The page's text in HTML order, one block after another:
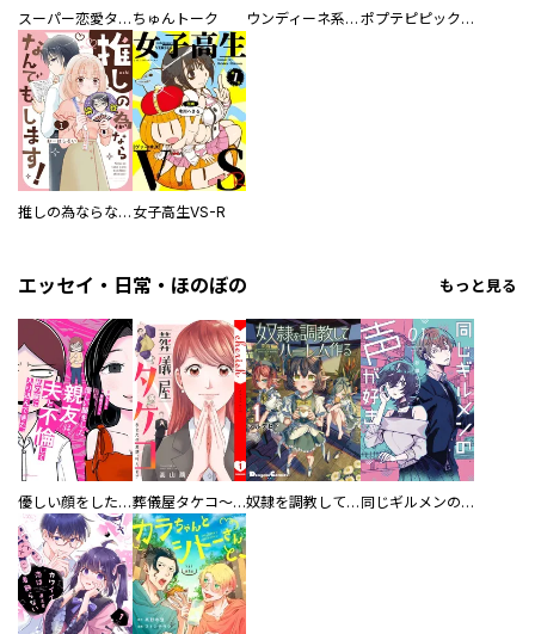
スーパー恋愛タイム！～現場でドＳな彼女は自宅でデレる～ ちゅんトーク ウンディーネ系彼氏 ポプテピピック SEASON EIGHT
推しの為ならなんでもします！ 女子高生VS-R
エッセイ・日常・ほのぼの もっと見る
優しい顔をした親友は、夫と不倫して私の家に入り込んできた。 葬儀屋タケコ～あなたの最期、叶えます【電子単行本版】 奴隷を調教してハーレム作る 同じギルメンの声が好き